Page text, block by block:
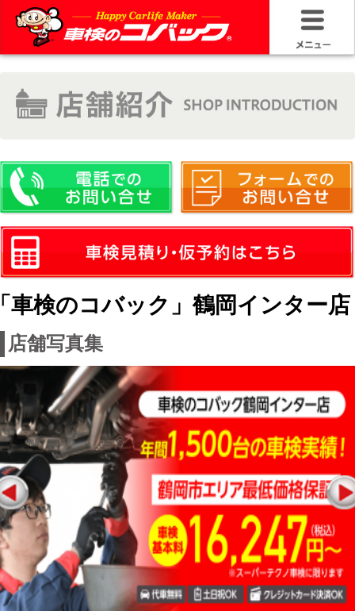
HOME
お問い合わ
車検サービ
安さの構造
20年50万キ
車検のコバック」鶴岡インター店
店舗写真集
最新折込チラシまたは店舗情報